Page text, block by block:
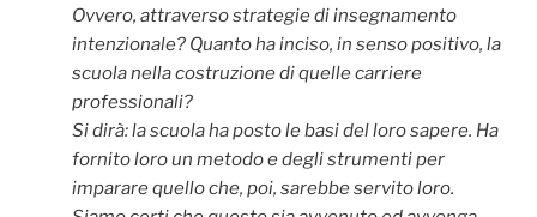
Ovvero, attraverso strategie di insegnamento
intenzionale? Quanto ha inciso, in senso positivo, la
scuola nella costruzione di quelle carriere
professionali?
Si dirà: la scuola ha posto le basi del loro sapere. Ha
fornito loro un metodo e degli strumenti per
imparare quello che, poi, sarebbe servito loro.